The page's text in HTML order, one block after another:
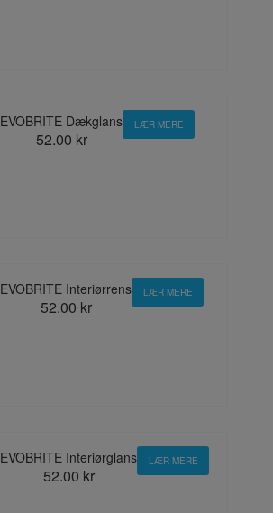
EVOBRITE Dækglans
52.00 kr
LÆR MERE
EVOBRITE Interiørrens
52.00 kr
LÆR MERE
EVOBRITE Interiørglans
52.00 kr
LÆR MERE